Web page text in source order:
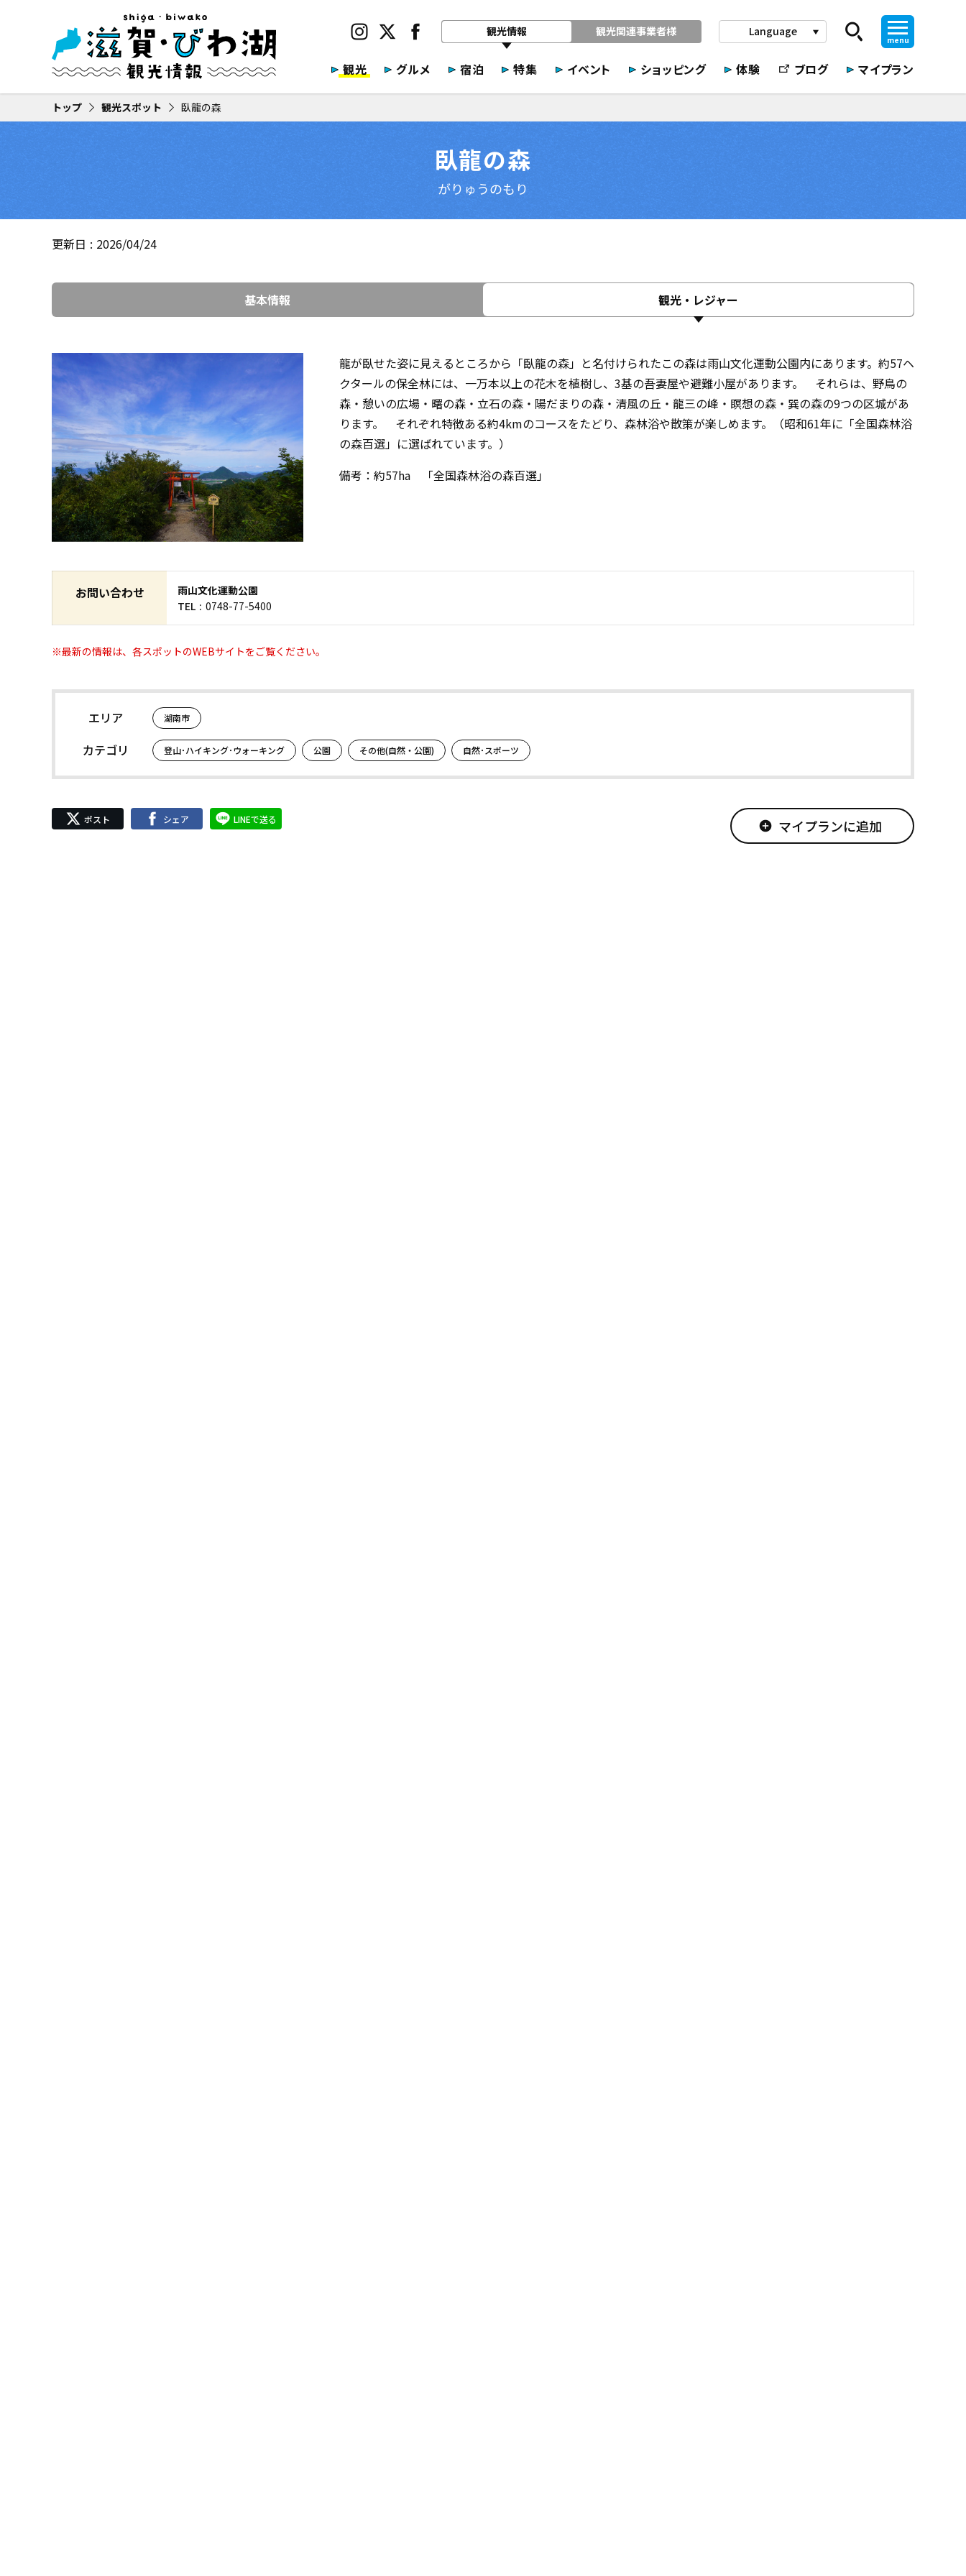
観光情報 観光関連事業者様 Language play_arrow
menu
観光 グルメ 宿泊 特集 イベント ショッピング 体験 ブログ マイプラン
トップ 観光スポット 臥龍の森
臥龍の森
がりゅうのもり
更新日 2026/04/24
基本情報 観光・レジャー
龍が臥せた姿に見えるところから「臥龍の森」と名付けられたこの森は雨山文化運動公園内にあります。約57ヘ
クタールの保全林には、一万本以上の花木を植樹し、3基の吾妻屋や避難小屋があります。 それらは、野鳥の
森・憩いの広場・曙の森・立石の森・陽だまりの森・清風の丘・龍三の峰・瞑想の森・巽の森の9つの区城があ
ります。 それぞれ特徴ある約4kmのコースをたどり、森林浴や散策が楽しめます。（昭和61年に「全国森林浴
の森百選」に選ばれています。）
備考：約57ha 「全国森林浴の森百選」
お問い合わせ
雨山文化運動公園
TEL
0748-77-5400
※最新の情報は、各スポットのWEBサイトをご覧ください。
エリア 湖南市
カテゴリ 登山･ハイキング･ウォーキング 公園 その他(自然・公園) 自然･スポーツ
ポスト シェア LINEで送る add_circle マイプランに追加